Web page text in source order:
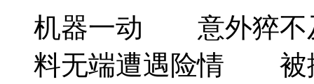
机器一动 意外猝
料无端遭遇险情 被